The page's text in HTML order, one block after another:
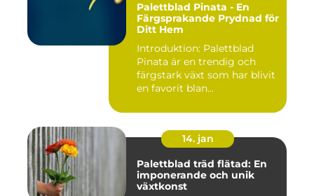
Palettblad Pinata - En
Färgsprakande Prydnad för
Ditt Hem
Introduktion: Palettblad
Pinata är en trendig och
färgstark växt som har blivit
en favorit blan...
14. jan
Palettblad träd flätad: En
imponerande och unik
växtkonst